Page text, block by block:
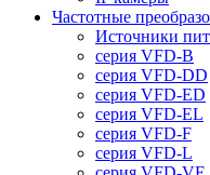
Частотные
Источники
серия VFD-B
серия VFD-DD
серия VFD-ED
серия VFD-EL
серия VFD-F
серия VFD-L